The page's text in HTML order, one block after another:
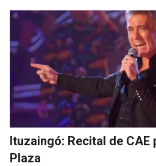
Ituzaingó: Recital de CAE
Plaza